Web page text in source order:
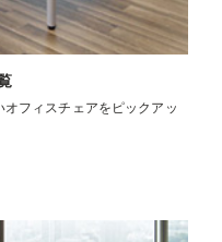
フィスチェアをピックアッ